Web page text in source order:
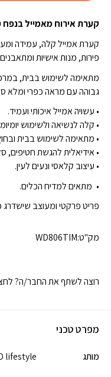
קערת אירוח מאמייל בנפח 400 מ”ל
קערת אמייל קלה, עמידה
פירות, מנות אישיות
מתאימה לשימוש בבית,
גבוהה עם מראה כפרי ומלא
• עשויה אמייל איכותי ועמיד.
• קלה לנשיאה ולשימוש
• מתאימה לשימוש בבית
• אידיאלית להגשת חטיפים,
• עיצוב קלאסי ונעים לעין.
מתאים למדיח הכלים.
פריט פרקטי ומעוצב שישדרג
מק"ט:WD806TIM
מפרט טכני
מותג lifestyle
רוצה לשתף את החבר/ה?